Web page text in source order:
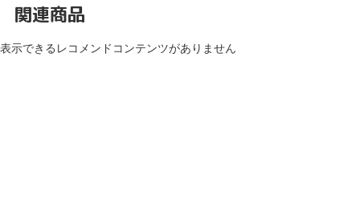
関連商品
表示できるレコメンドコンテンツがありません